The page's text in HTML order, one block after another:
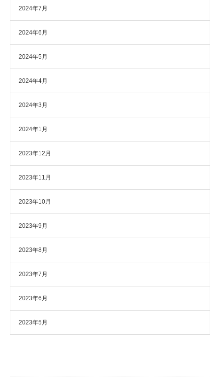
2024年7月
2024年6月
2024年5月
2024年4月
2024年3月
2024年1月
2023年12月
2023年11月
2023年10月
2023年9月
2023年8月
2023年7月
2023年6月
2023年5月